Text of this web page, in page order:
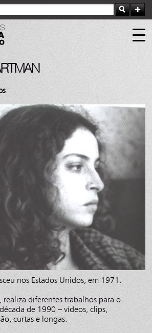
nos Estados Unidos, em 1971.
realiza diferentes trabalhos para o
de 1990 – vídeos, clips,
curtas e longas.